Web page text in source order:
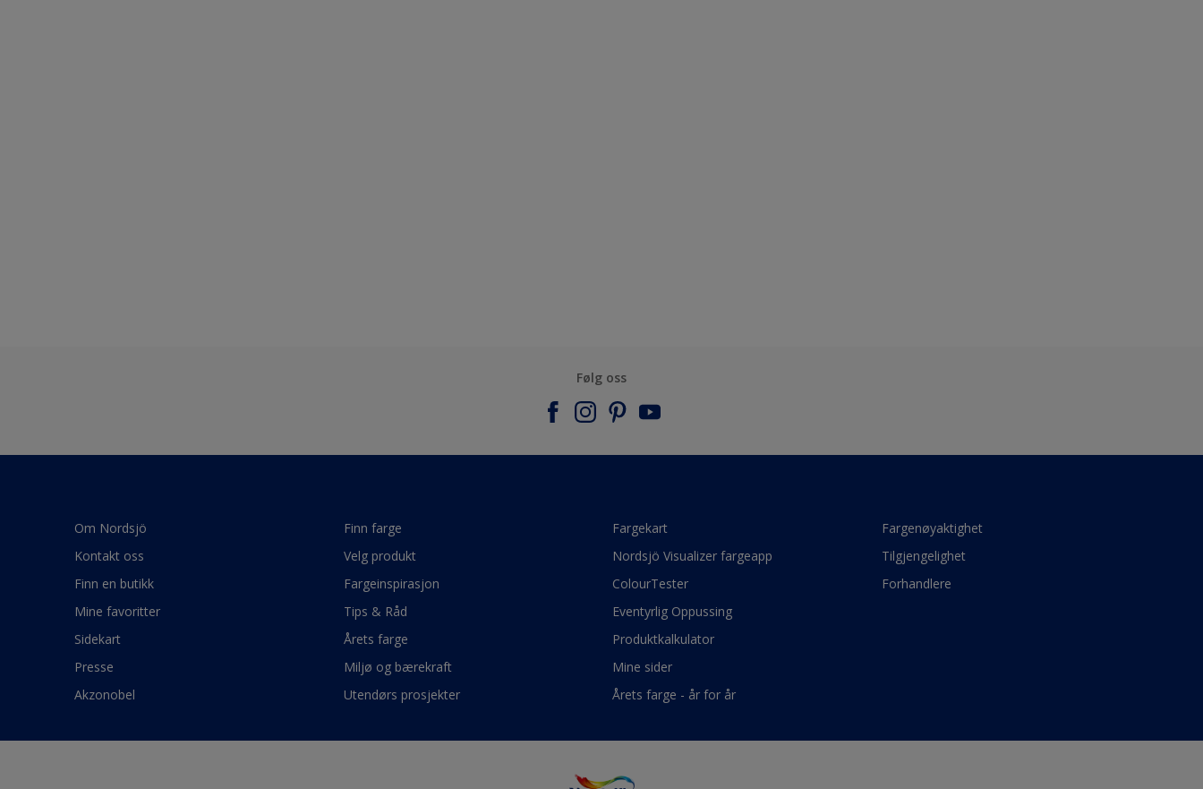
Følg oss
Om Nordsjö
Kontakt oss
Finn en butikk
Mine favoritter
Sidekart
Presse
Akzonobel
Finn farge
Velg produkt
Fargeinspirasjon
Tips & Råd
Årets farge
Miljø og bærekraft
Utendørs prosjekter
Fargekart
Nordsjö Visualizer fargeapp
ColourTester
Eventyrlig Oppussing
Produktkalkulator
Mine sider
Årets farge - år for år
Fargenøyaktighet
Tilgjengelighet
Forhandlere